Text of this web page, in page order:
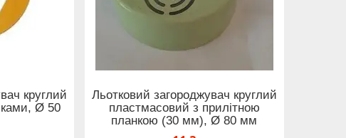
круглий
Ø 50
Льотковий загороджувач круглий
пластмасовий з прилітною
планкою (30 мм), Ø 80 мм